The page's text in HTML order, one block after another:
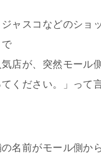
ャスコなどのショ
店が、突然モール
ください。」って
名前がモール側か